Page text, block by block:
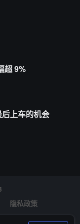
超 9%
上车的机会
隐私政策